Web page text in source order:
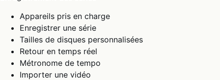
Appareils pris en charge
Enregistrer une série
Tailles de disques personnalisées
Retour en temps réel
Métronome de tempo
Importer une vidéo